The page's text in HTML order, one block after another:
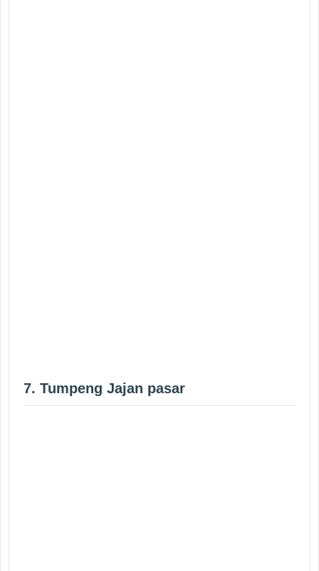
7. Tumpeng Jajan pasar